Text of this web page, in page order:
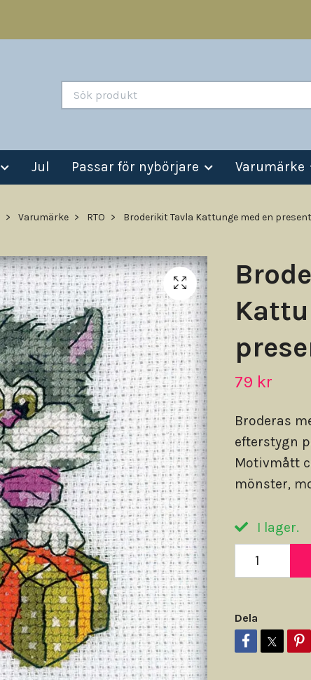
Jul Passar för nybörjare Varumärke
Varumärke RTO Broderikit Tavla Kattunge med en present
79 kr
Broderas
efterstygn
Motivmått
mönster,
I lager.
Dela